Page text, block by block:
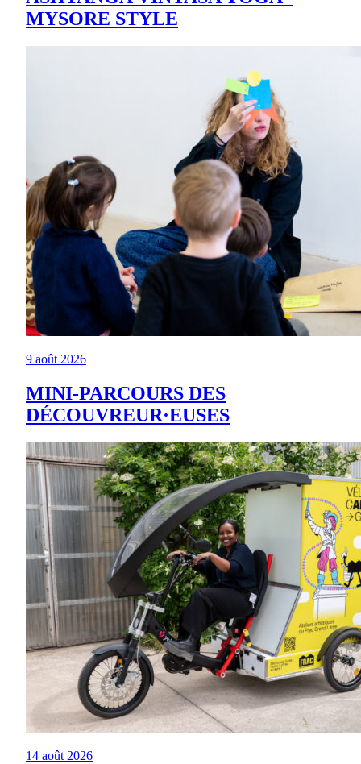
MYSORE STYLE
9 août 2026
MINI-PARCOURS DES
DÉCOUVREUR·EUSES
14 août 2026